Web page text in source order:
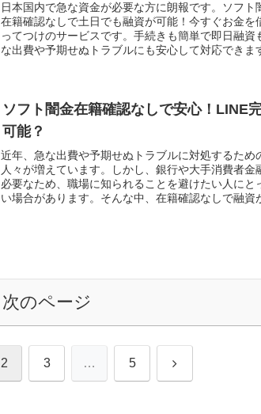
日本国内で急な資金が必要な方に朗報です。ソフト
在籍確認なしで土日でも融資が可能！今すぐお金を
ってつけのサービスです。手続きも簡単で即日融資
な出費や予期せぬトラブルにも安心して対応できま
ソフト闇金在籍確認なしで安心！LINE
可能？
近年、急な出費や予期せぬトラブルに対処するため
人々が増えています。しかし、銀行や大手消費者金
必要なため、職場に知られることを避けたい人にと
い場合があります。そんな中、在籍確認なしで融資
次のページ
2 3 … 5 次